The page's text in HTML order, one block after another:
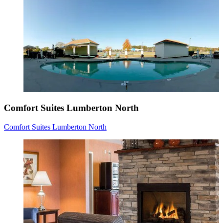
Comfort Suites Lumberton North
Comfort Suites Lumberton North